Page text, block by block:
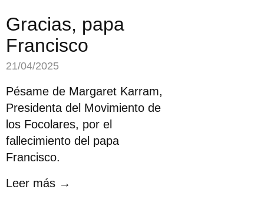
Gracias, papa
Francisco
21/04/2025
Pésame de Margaret Karram,
Presidenta del Movimiento de
los Focolares, por el
fallecimiento del papa
Francisco.
Leer más →